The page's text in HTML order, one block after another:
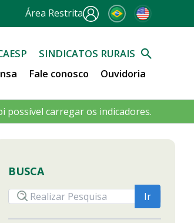
Área Restrita
SINDICATOS RURAIS
Fale conosco Ouvidoria
possível carregar os indicadores.
BUSCA